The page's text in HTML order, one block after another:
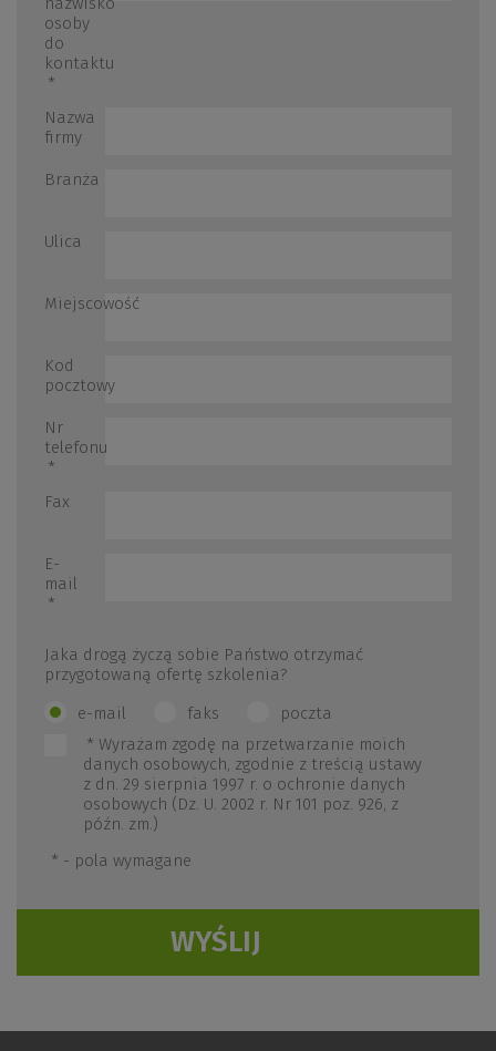
osoby
do
kontaktu
*
Nazwa
firmy
Branża
Ulica
Miejscowość
Kod
pocztowy
Nr
telefonu
*
Fax
E-
mail
*
Jaka drogą życzą sobie Państwo otrzymać
przygotowaną ofertę szkolenia?
e-mail
faks
poczta
* Wyrażam zgodę na przetwarzanie moich
danych osobowych, zgodnie z treścią ustawy
z dn. 29 sierpnia 1997 r. o ochronie danych
osobowych (Dz. U. 2002 r. Nr 101 poz. 926, z
późn. zm.)
* - pola wymagane